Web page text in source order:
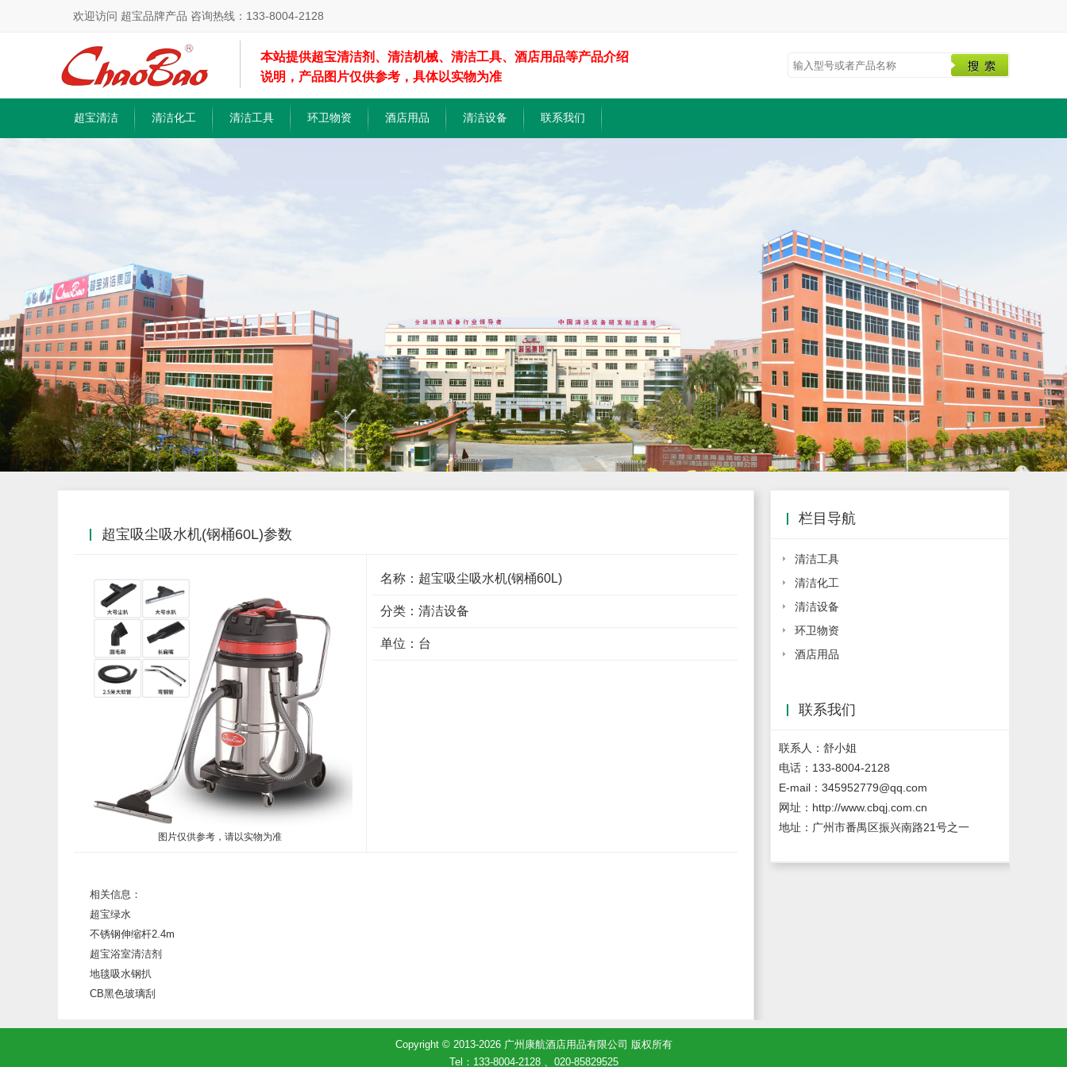
欢迎访问 超宝品牌产品 咨询热线：133-8004-2128
本站提供超宝清洁剂、清洁机械、清洁工具、酒店用品等产品介绍
说明，产品图片仅供参考，具体以实物为准
超宝清洁 清洁化工 清洁工具 环卫物资 酒店用品 清洁设备 联系我们
超宝吸尘吸水机(钢桶60L)参数
图片仅供参考，请以实物为准
名称：超宝吸尘吸水机(钢桶60L)
分类：清洁设备
单位：台
相关信息：
超宝绿水
不锈钢伸缩杆2.4m
超宝浴室清洁剂
地毯吸水钢扒
CB黑色玻璃刮
栏目导航
清洁工具
清洁化工
清洁设备
环卫物资
酒店用品
联系我们
联系人：舒小姐
电话：133-8004-2128
E-mail：345952779@qq.com
网址：http://www.cbqj.com.cn
地址：广州市番禺区振兴南路21号之一
Copyright © 2013-2026 广州康航酒店用品有限公司 版权所有
Tel：133-8004-2128 、020-85829525